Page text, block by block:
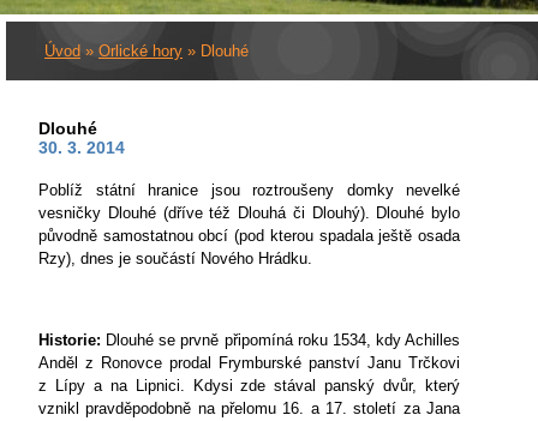
Úvod » Orlické hory » Dlouhé
Dlouhé
30. 3. 2014
Poblíž státní hranice jsou roztroušeny domky nevelké
vesničky Dlouhé (dříve též Dlouhá či Dlouhý). Dlouhé bylo
původně samostatnou obcí (pod kterou spadala ještě osada
Rzy), dnes je součástí Nového Hrádku.
Historie: Dlouhé se prvně připomíná roku 1534, kdy Achilles
Anděl z Ronovce prodal Frymburské panství Janu Trčkovi
z Lípy a na Lipnici. Kdysi zde stával panský dvůr, který
vznikl pravděpodobně na přelomu 16. a 17. století za Jana